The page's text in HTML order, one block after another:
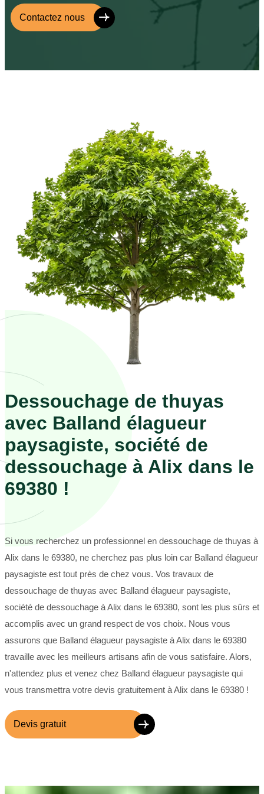
Contactez nous
Dessouchage de thuyas
avec Balland élagueur
paysagiste, société de
dessouchage à Alix dans le
69380 !
Si vous recherchez un professionnel en dessouchage de thuyas à
Alix dans le 69380, ne cherchez pas plus loin car Balland élagueur
paysagiste est tout près de chez vous. Vos travaux de
dessouchage de thuyas avec Balland élagueur paysagiste,
société de dessouchage à Alix dans le 69380, sont les plus sûrs et
accomplis avec un grand respect de vos choix. Nous vous
assurons que Balland élagueur paysagiste à Alix dans le 69380
travaille avec les meilleurs artisans afin de vous satisfaire. Alors,
n'attendez plus et venez chez Balland élagueur paysagiste qui
vous transmettra votre devis gratuitement à Alix dans le 69380 !
Devis gratuit